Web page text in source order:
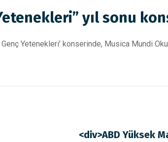
yıl sonu
Genç Yetenekleri’ konserinde, Musica Mundi
<div>ABD Yüksek